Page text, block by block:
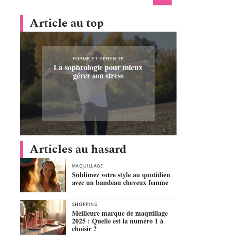
Article au top
FORME ET SÉRÉNITÉ
La sophrologie pour mieux
gérer son stress
Articles au hasard
MAQUILLAGE
Sublimez votre style au quotidien
avec un bandeau cheveux femme
SHOPPING
Meilleure marque de maquillage
2025 : Quelle est la numéro 1 à
choisir ?